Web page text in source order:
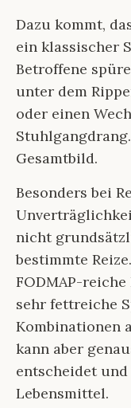
Dazu kommt,
ein klassischer
Betroffene
unter dem
oder einen
Gesamtbild.
Besonders bei
nicht
bestimmte
FODMAP-
sehr fettreiche
Kombinationen
kann aber
entscheidet
Lebensmittel.